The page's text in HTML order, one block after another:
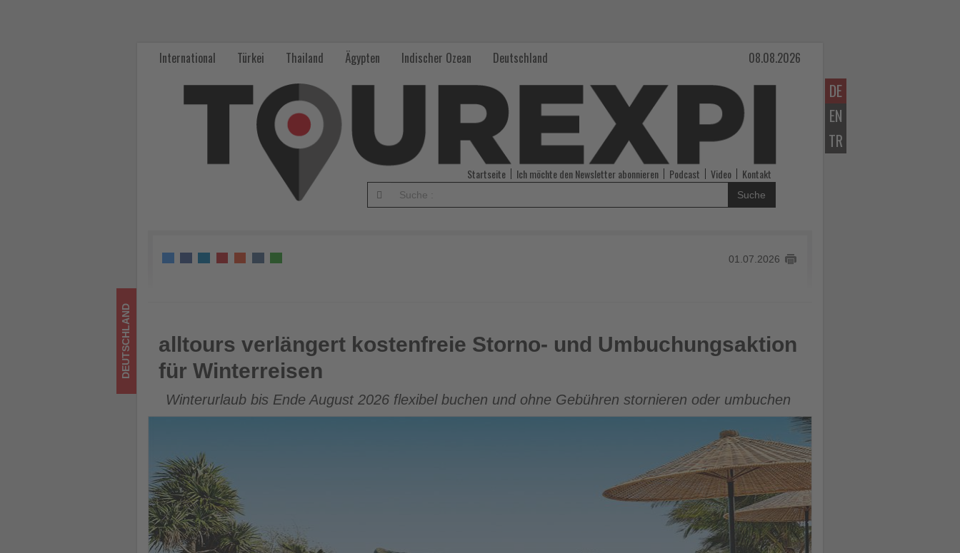
Umbuchungsaktion
DE
EN
TR
International Türkei Thailand Ägypten Indischer Ozean Deutschland 08.08.2026
Startseite Ich möchte den Newsletter abonnieren Podcast Video Kontakt
Suche
01.07.2026
alltours verlängert kostenfreie Storno- und Umbuchungsaktion für Winterreisen
DEUTSCHLAND
alltours verlängert kostenfreie Storno- und Umbuchungsaktion
für Winterreisen
Winterurlaub bis Ende August 2026 flexibel buchen und ohne Gebühren stornieren oder umbuchen